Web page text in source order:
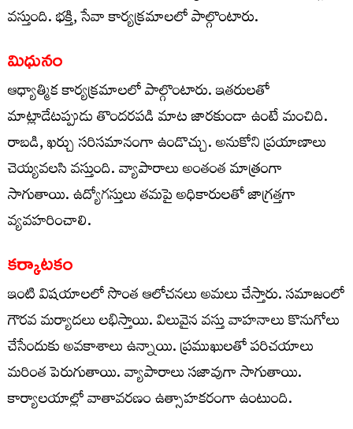
వస్తుంది. భక్తి, సేవా కార్యక్రమాలలో పాల్గొంటారు.
మిధునం
ఆధ్యాత్మిక కార్యక్రమాలలో పాల్గొంటారు. ఇతరులతో
మాట్లాడేటప్పుడు తొందరపడి మాట జారకుండా ఉంటే మంచిది.
రాబడి, ఖర్చు సరిసమానంగా ఉండొచ్చు. అనుకోని ప్రయాణాలు
చెయ్యవలసి వస్తుంది. వ్యాపారాలు అంతంత మాత్రంగా
సాగుతాయి. ఉద్యోగస్తులు తమపై అధికారులతో జాగ్రత్తగా
వ్యవహరించాలి.
కర్కాటకం
ఇంటి విషయాలలో సొంత ఆలోచనలు అమలు చేస్తారు. సమాజంలో
గౌరవ మర్యాదలు లభిస్తాయి. విలువైన వస్తు వాహనాలు కొనుగోలు
చేసేందుకు అవకాశాలు ఉన్నాయి. ప్రముఖులతో పరిచయాలు
మరింత పెరుగుతాయి. వ్యాపారాలు సజావుగా సాగుతాయి.
కార్యాలయాల్లో వాతావరణం ఉత్సాహకరంగా ఉంటుంది.